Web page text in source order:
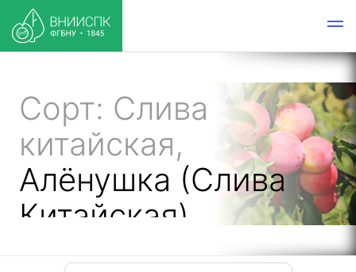
Сорт: Слива
китайская,
Алёнушка (Слива
Китайская)